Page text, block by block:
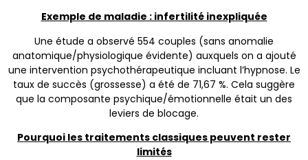
Exemple de maladie : infertilité inexpliquée
Une étude a observé 554 couples (sans anomalie
anatomique/physiologique évidente) auxquels on a ajouté
une intervention psychothérapeutique incluant l’hypnose. Le
taux de succès (grossesse) a été de 71,67 %. Cela suggère
que la composante psychique/émotionnelle était un des
leviers de blocage.
Pourquoi les traitements classiques peuvent rester
limités